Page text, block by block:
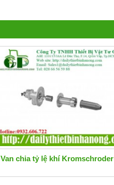
Van chia tỷ lệ khí Kromschroder